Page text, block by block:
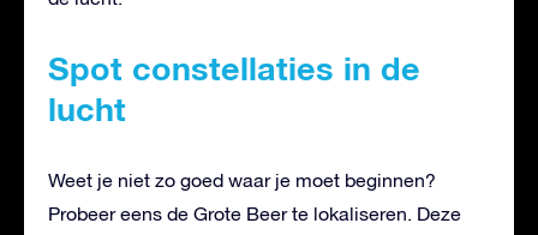
Spot constellaties in de
lucht
Weet je niet zo goed waar je moet beginnen?
Probeer eens de Grote Beer te lokaliseren. Deze